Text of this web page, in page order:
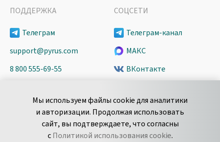
Мы используем файлы cookie для аналитики
и авторизации. Продолжая использовать
сайт, вы подтверждаете, что согласны
сПолитикой использования cookie.
ПОДДЕРЖКА
Телеграм
support@pyrus.com
8 800 555-69-55
пн-пт с 9 до 18 часов (Мск)
Сообщить об
уязвимости
СОЦСЕТИ
Телеграм-канал
МАКС
ВКонтакте
Spark
Дзен